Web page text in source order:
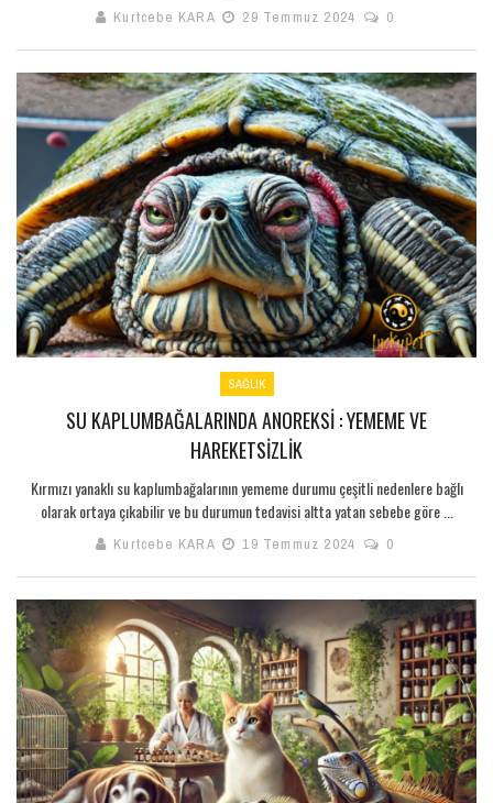
Kurtcebe KARA 29 Temmuz 2024 0
SAĞLIK
SU KAPLUMBAĞALARINDA ANOREKSI : YEMEME VE
HAREKETSIZLIK
Kırmızı yanaklı su kaplumbağalarının yememe durumu çeşitli nedenlere bağlı
olarak ortaya çıkabilir ve bu durumun tedavisi altta yatan sebebe göre ...
Kurtcebe KARA 19 Temmuz 2024 0